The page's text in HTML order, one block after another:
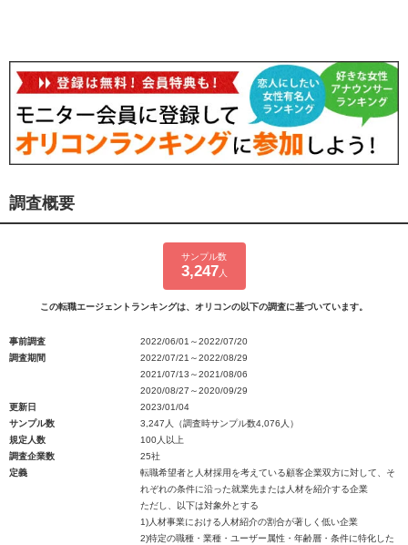
調査概要
サンプル数
3,247 人
この転職エージェントランキングは、オリコンの以下の調査に基づいています。
事前調査
2022/06/01～2022/07/20
調査期間
2022/07/21～2022/08/29
2021/07/13～2021/08/06
2020/08/27～2020/09/29
更新日
2023/01/04
サンプル数
3,247人（調査時サンプル数4,076人）
規定人数
100人以上
調査企業数
25社
定義
転職希望者と人材採用を考えている顧客企業双方に対して、そ
れぞれの条件に沿った就業先または人材を紹介する企業
ただし、以下は対象外とする
1)人材事業における人材紹介の割合が著しく低い企業
2)特定の職種・業種・ユーザー属性・年齢層・条件に特化した